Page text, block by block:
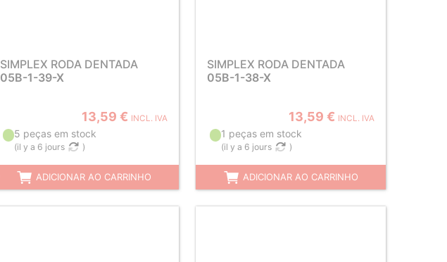
SIMPLEX RODA DENTADA
05B-1-39-X
13,59 € INCL. IVA
5 peças em stock
(il y a 6 jours )
ADICIONAR AO CARRINHO
SIMPLEX RODA DENTADA
05B-1-38-X
13,59 € INCL. IVA
1 peças em stock
(il y a 6 jours )
ADICIONAR AO CARRINHO